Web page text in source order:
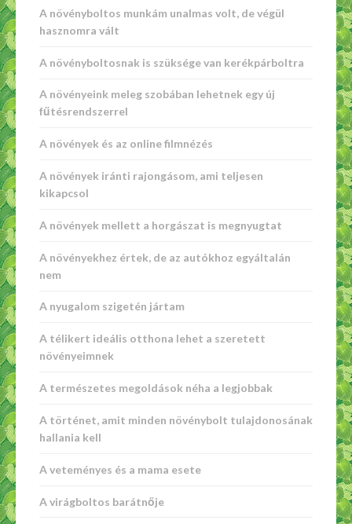
A növényboltos munkám unalmas volt, de végül
hasznomra vált
A növényboltosnak is szüksége van kerékpárboltra
A növényeink meleg szobában lehetnek egy új
fűtésrendszerrel
A növények és az online filmnézés
A növények iránti rajongásom, ami teljesen
kikapcsol
A növények mellett a horgászat is megnyugtat
A növényekhez értek, de az autókhoz egyáltalán
nem
A nyugalom szigetén jártam
A télikert ideális otthona lehet a szeretett
növényeimnek
A természetes megoldások néha a legjobbak
A történet, amit minden növénybolt tulajdonosának
hallania kell
A veteményes és a mama esete
A virágboltos barátnője